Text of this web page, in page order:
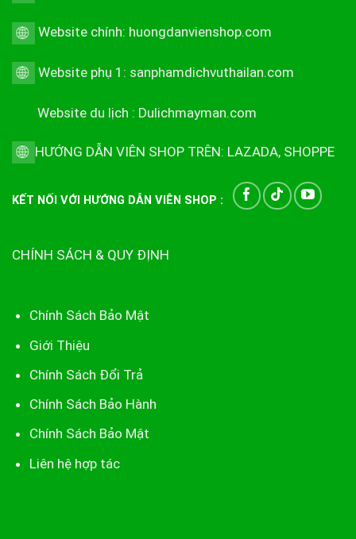
Website chính: huongdanvienshop.com
Website phụ 1: sanphamdichvuthailan.com
Website du lịch : Dulichmayman.com
HƯỚNG DẪN VIÊN SHOP TRÊN: LAZADA, SHOPPE
KẾT NỐI VỚI HƯỚNG DẪN VIÊN SHOP :
CHÍNH SÁCH & QUY ĐỊNH
Chính Sách Bảo Mật
Giới Thiệu
Chính Sách Đổi Trả
Chính Sách Bảo Hành
Chính Sách Bảo Mật
Liên hệ hợp tác